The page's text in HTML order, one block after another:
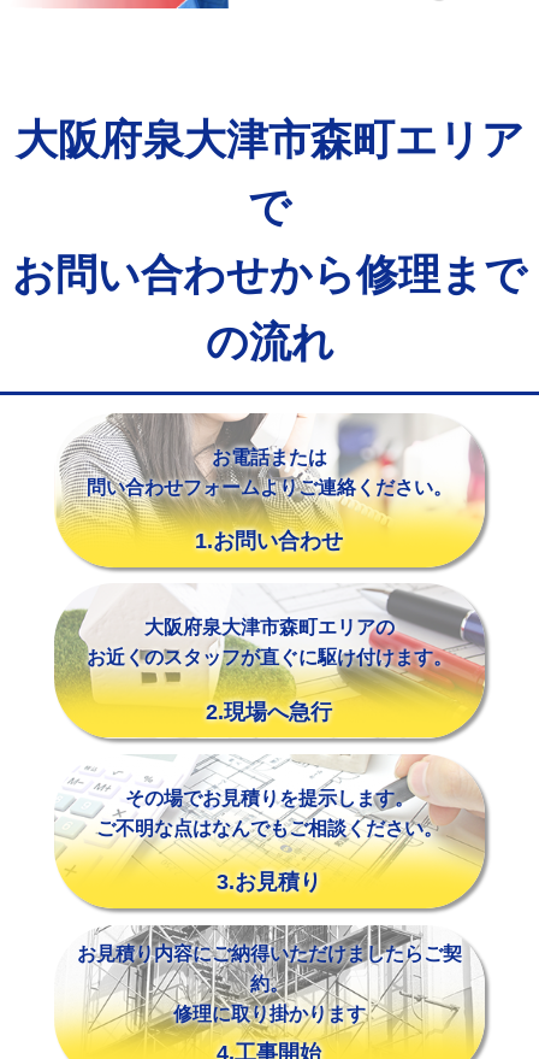
コンクリート斫り（厚さ10㎝まで） 27,500円
コンクリート斫り（厚さ10㎝超え）
モルタル補修（厚さ10㎝超え） 38,500円
※給水管工事は20mmまでの価格です。
大阪府泉大津市森町エリア
で
お問い合わせから修理まで
の流れ
お電話または
問い合わせフォームよりご連絡ください。
1.お問い合わせ
大阪府泉大津市森町エリアの
お近くのスタッフが直ぐに駆け付けます。
2.現場へ急行
その場でお見積りを提示します。
ご不明な点はなんでもご相談ください。
3.お見積り
お見積り内容にご納得いただけましたらご契
約。
修理に取り掛かります
4.工事開始